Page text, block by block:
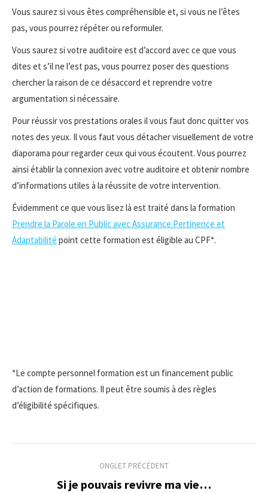
Vous saurez si vous êtes compréhensible et, si vous ne l’êtes
pas, vous pourrez répéter ou reformuler.
Vous saurez si votre auditoire est d’accord avec ce que vous
dites et s’il ne l’est pas, vous pourrez poser des questions
chercher la raison de ce désaccord et reprendre votre
argumentation si nécessaire.
Pour réussir vos prestations orales il vous faut donc quitter vos
notes des yeux. Il vous faut vous détacher visuellement de votre
diaporama pour regarder ceux qui vous écoutent. Vous pourrez
ainsi établir la connexion avec votre auditoire et obtenir nombre
d’informations utiles à la réussite de votre intervention.
Évidemment ce que vous lisez là est traité dans la formation
Prendre la Parole en Public avec Assurance Pertinence et
Adaptabilité point cette formation est éligible au CPF*.
*Le compte personnel formation est un financement public
d’action de formations. Il peut être soumis à des règles
d’éligibilité spécifiques.
ONGLET PRÉCÉDENT
Onglet
Si je pouvais revivre ma vie…